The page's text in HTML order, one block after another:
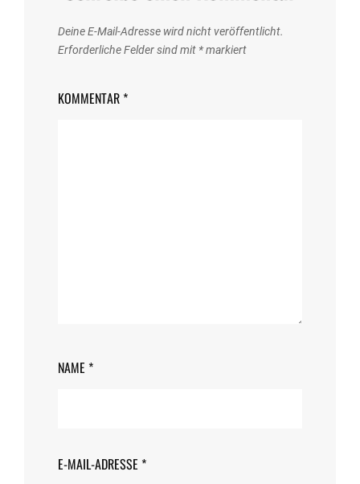
Deine E-Mail-Adresse wird nicht veröffentlicht.
Erforderliche Felder sind mit *markiert
KOMMENTAR *
NAME *
E-MAIL-ADRESSE *